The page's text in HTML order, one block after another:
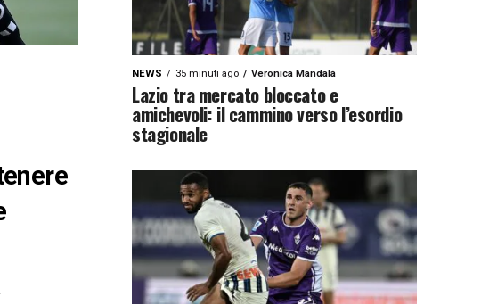
NEWS 35 minuti ago Veronica Mandalà
Lazio tra mercato bloccato e
amichevoli: il cammino verso l’esordio
stagionale